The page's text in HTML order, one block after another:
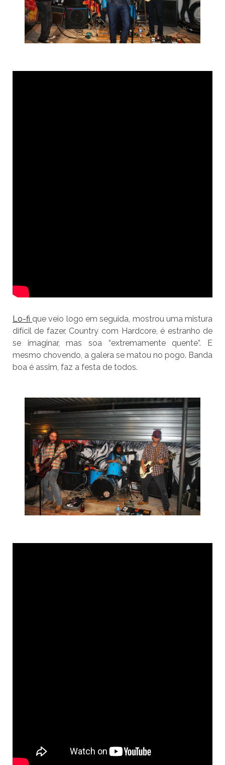
Lo-fi que veio logo em seguida, mostrou uma mistura
difícil de fazer, Country com Hardcore, é estranho de
se imaginar, mas soa “extremamente quente”. E
mesmo chovendo, a galera se matou no pogo. Banda
boa é assim, faz a festa de todos.